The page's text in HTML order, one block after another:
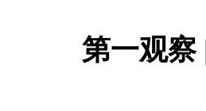
第一观察